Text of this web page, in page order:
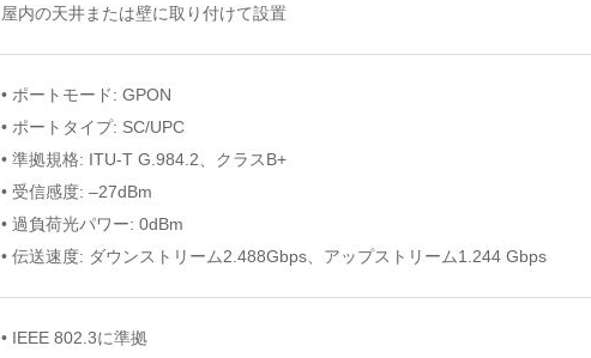
屋内の天井または壁に取り付けて設置
• ポートモード: GPON
• ポートタイプ: SC/UPC
• 準拠規格: ITU-T G.984.2、クラスB+
• 受信感度: –27dBm
• 過負荷光パワー: 0dBm
• 伝送速度: ダウンストリーム2.488Gbps、アップストリーム1.244 Gbps
• IEEE 802.3に準拠